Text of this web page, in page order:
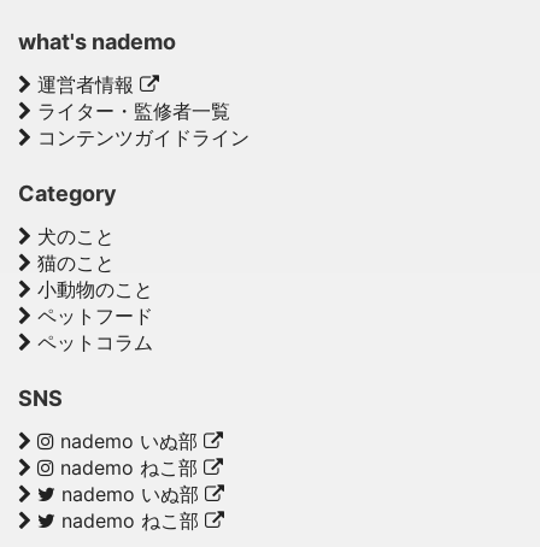
what's nademo
運営者情報
ライター・監修者一覧
コンテンツガイドライン
Category
犬のこと
猫のこと
小動物のこと
ペットフード
ペットコラム
SNS
nademo いぬ部
nademo ねこ部
nademo いぬ部
nademo ねこ部